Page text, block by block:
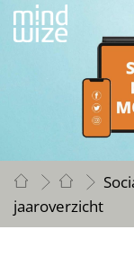
jaaroverzicht